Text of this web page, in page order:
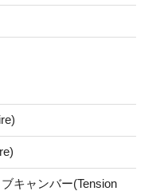
キャンバー(Tension